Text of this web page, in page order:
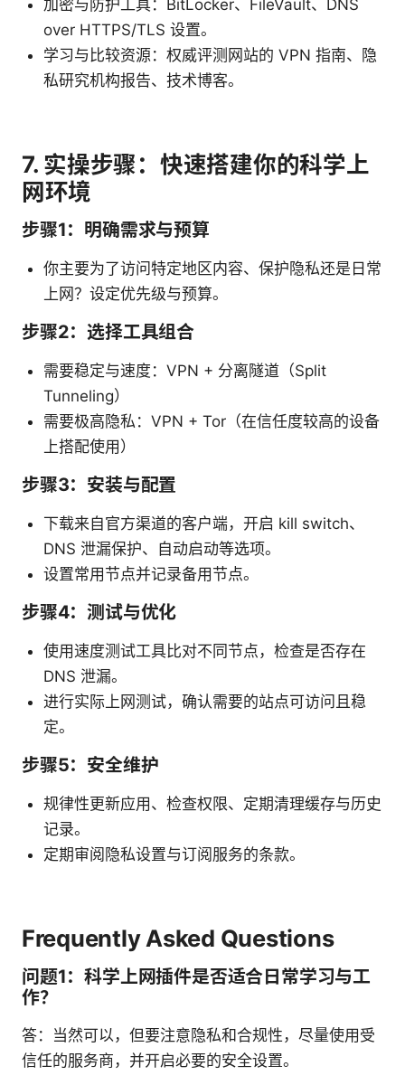
加密与防护工具：BitLocker、FileVault、DNS
over HTTPS/TLS 设置。
学习与比较资源：权威评测网站的 VPN 指南、隐
私研究机构报告、技术博客。
7. 实操步骤：快速搭建你的科学上
网环境
步骤1：明确需求与预算
你主要为了访问特定地区内容、保护隐私还是日常
上网？设定优先级与预算。
步骤2：选择工具组合
需要稳定与速度：VPN + 分离隧道（Split
Tunneling）
需要极高隐私：VPN + Tor（在信任度较高的设备
上搭配使用）
步骤3：安装与配置
下载来自官方渠道的客户端，开启 kill switch、
DNS 泄漏保护、自动启动等选项。
设置常用节点并记录备用节点。
步骤4：测试与优化
使用速度测试工具比对不同节点，检查是否存在
DNS 泄漏。
进行实际上网测试，确认需要的站点可访问且稳
定。
步骤5：安全维护
规律性更新应用、检查权限、定期清理缓存与历史
记录。
定期审阅隐私设置与订阅服务的条款。
Frequently Asked Questions
问题1：科学上网插件是否适合日常学习与工
作？
答：当然可以，但要注意隐私和合规性，尽量使用受
信任的服务商，并开启必要的安全设置。